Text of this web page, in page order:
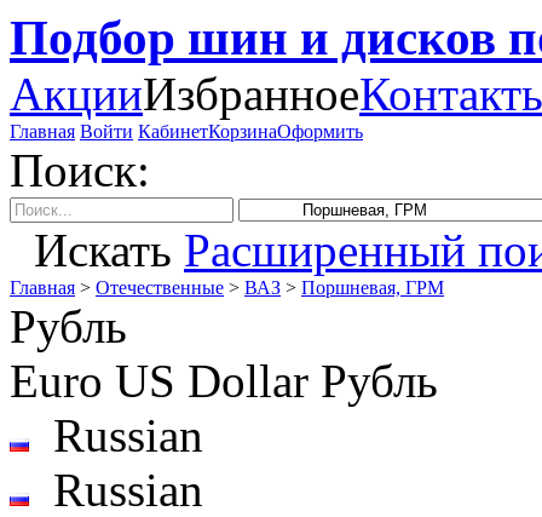
Подбор шин и дисков
АкцииИзбранное
Главная Войти КабинетКорзинаОформить
Поиск:
Искать Расширенный
Главная > Отечественные > ВАЗ > Поршневая, ГРМ
Рубль
Euro US Dollar Рубль
Russian
Russian